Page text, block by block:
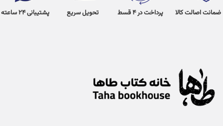
ضمانت اصالت کالا پرداخت در 4 قسط تحویل سریع پشتیبانی 24 ساعته